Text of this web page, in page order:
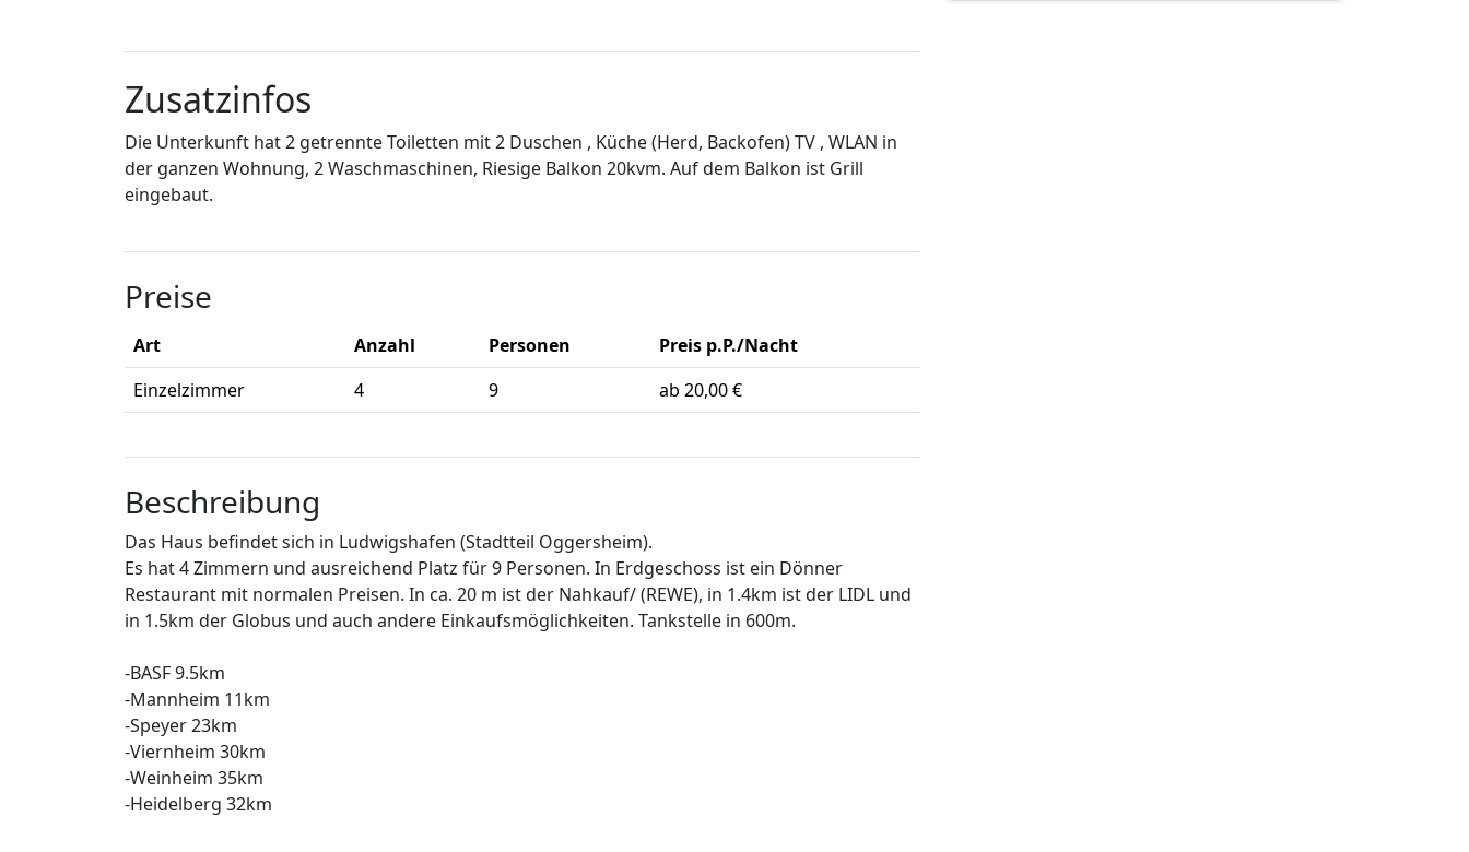
Zusatzinfos
Die Unterkunft hat 2 getrennte Toiletten mit 2 Duschen , Küche (Herd, Backofen) TV , WLAN in
der ganzen Wohnung, 2 Waschmaschinen, Riesige Balkon 20kvm. Auf dem Balkon ist Grill
eingebaut.
Preise
Art Anzahl Personen
Preis p.P./Nacht
Einzelzimmer
4 9 ab 20,00 €
Beschreibung
Das Haus befindet sich in Ludwigshafen (Stadtteil Oggersheim).
Es hat 4 Zimmern und ausreichend Platz für 9 Personen. In Erdgeschoss ist ein Dönner
Restaurant mit normalen Preisen. In ca. 20 m ist der Nahkauf/ (REWE), in 1.4km ist der LIDL und
in 1.5km der Globus und auch andere Einkaufsmöglichkeiten. Tankstelle in 600m.
-BASF 9.5km
-Mannheim 11km
-Speyer 23km
-Viernheim 30km
-Weinheim 35km
-Heidelberg 32km